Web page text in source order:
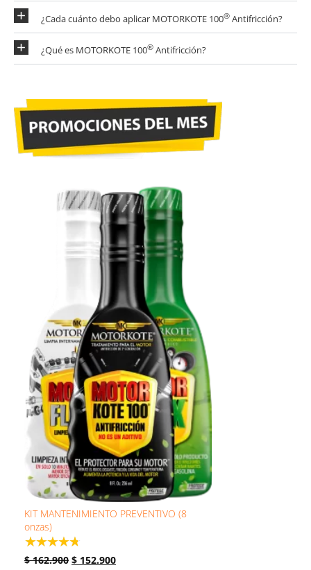
¿Cada cuánto debo aplicar MOTORKOTE 100® Antifricción?
¿Qué es MOTORKOTE 100® Antifricción?
KIT MANTENIMIENTO PREVENTIVO (8
onzas)
☆☆☆☆☆
$162.900 $ 152.900